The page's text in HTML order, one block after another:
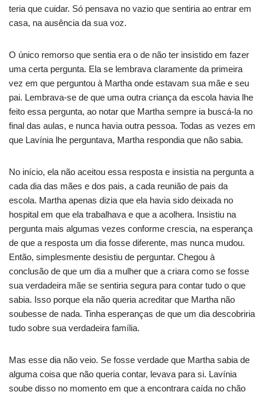
teria que cuidar. Só pensava no vazio que sentiria ao entrar em
casa, na ausência da sua voz.
O único remorso que sentia era o de não ter insistido em fazer
uma certa pergunta. Ela se lembrava claramente da primeira
vez em que perguntou à Martha onde estavam sua mãe e seu
pai. Lembrava-se de que uma outra criança da escola havia lhe
feito essa pergunta, ao notar que Martha sempre ia buscá-la no
final das aulas, e nunca havia outra pessoa. Todas as vezes em
que Lavínia lhe perguntava, Martha respondia que não sabia.
No início, ela não aceitou essa resposta e insistia na pergunta a
cada dia das mães e dos pais, a cada reunião de pais da
escola. Martha apenas dizia que ela havia sido deixada no
hospital em que ela trabalhava e que a acolhera. Insistiu na
pergunta mais algumas vezes conforme crescia, na esperança
de que a resposta um dia fosse diferente, mas nunca mudou.
Então, simplesmente desistiu de perguntar. Chegou à
conclusão de que um dia a mulher que a criara como se fosse
sua verdadeira mãe se sentiria segura para contar tudo o que
sabia. Isso porque ela não queria acreditar que Martha não
soubesse de nada. Tinha esperanças de que um dia descobriria
tudo sobre sua verdadeira família.
Mas esse dia não veio. Se fosse verdade que Martha sabia de
alguma coisa que não queria contar, levava para si. Lavínia
soube disso no momento em que a encontrara caída no chão